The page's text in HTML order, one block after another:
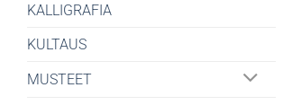
KALLIGRAFIA
KULTAUS
MUSTEET